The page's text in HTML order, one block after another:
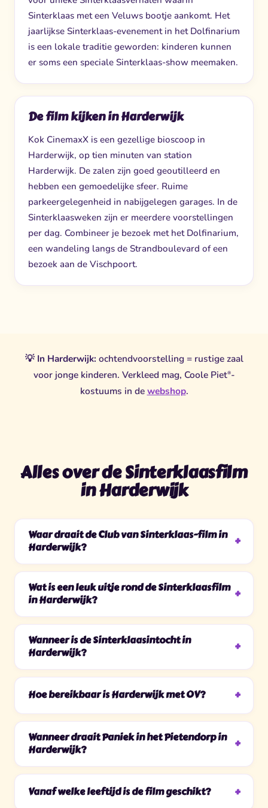
Sinterklaas met een Veluws bootje aankomt. Het
jaarlijkse Sinterklaas-evenement in het Dolfinarium
is een lokale traditie geworden: kinderen kunnen
er soms een speciale Sinterklaas-show meemaken.
De film kijken in Harderwijk
Kok CinemaxX is een gezellige bioscoop in
Harderwijk, op tien minuten van station
Harderwijk. De zalen zijn goed geoutilleerd en
hebben een gemoedelijke sfeer. Ruime
parkeergelegenheid in nabijgelegen garages. In de
Sinterklaasweken zijn er meerdere voorstellingen
per dag. Combineer je bezoek met het Dolfinarium,
een wandeling langs de Strandboulevard of een
bezoek aan de Vischpoort.
💡 In Harderwijk: ochtendvoorstelling = rustige zaal
voor jonge kinderen. Verkleed mag, Coole Piet®-
kostuums in dewebshop.
Alles over de Sinterklaasfilm
in Harderwijk
Waar draait de Club van Sinterklaas-film in
Harderwijk?
Wat is een leuk uitje rond de Sinterklaasfilm
in Harderwijk?
Wanneer is de Sinterklaasintocht in
Harderwijk?
Hoe bereikbaar is Harderwijk met OV?
Wanneer draait Paniek in het Pietendorp in
Harderwijk?
Vanaf welke leeftijd is de film geschikt?